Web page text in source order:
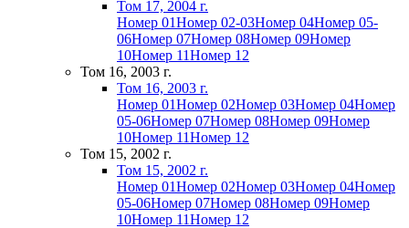
Том 17, 2004 г.
Номер 01Номер 02-03Номер 04Номер 05-
06Номер 07Номер 08Номер 09Номер
10Номер 11Номер 12
Том 16, 2003 г.
Том 16, 2003 г.
Номер 01Номер 02Номер 03Номер 04Номер
05-06Номер 07Номер 08Номер 09Номер
10Номер 11Номер 12
Том 15, 2002 г.
Том 15, 2002 г.
Номер 01Номер 02Номер 03Номер 04Номер
05-06Номер 07Номер 08Номер 09Номер
10Номер 11Номер 12